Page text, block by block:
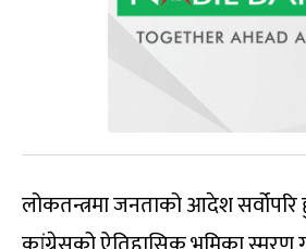
लोकतन्त्रमा जनताको आदेश